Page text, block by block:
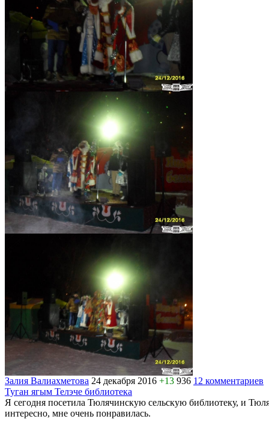
Залия Валиахметова 24 декабря 2016 +13 936 12 комментариев
Туган ягым Телэче библиотека
Я сегодня посетила Тюлячинскую сельскую библиотеку, и
интересно, мне очень понравилась.